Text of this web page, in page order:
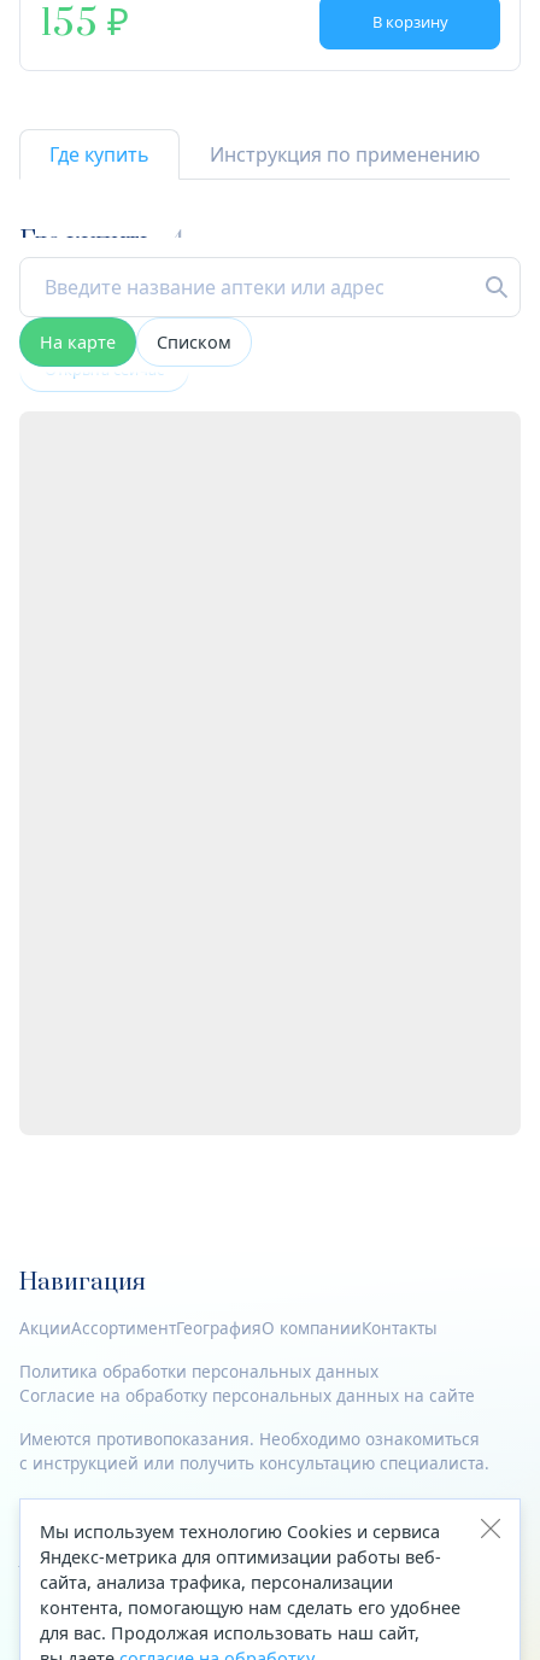
155 В корзину
Где купить Инструкция по применению
Где купить 4
На карте Списком
Открыта сейчас
Навигация
АкцииАссортиментГеографияО компанииКонтакты
Политика обработки персональных данных
Согласие на обработку персональных данных на сайте
Имеются противопоказания. Необходимо ознакомиться
с инструкцией или получить консультацию специалиста.
© 2023—2026 Все права защищены.
Адрес
Архангельск, ул. Папанина, д. 19 (вход в здание со стороны
автоцентра «Тойота»)
Мы используем технологию Cookies и сервиса
Яндекс-метрика для оптимизации работы веб-
сайта, анализа трафика, персонализации
контента, помогающую нам сделать его удобнее
для вас. Продолжая использовать наш сайт,